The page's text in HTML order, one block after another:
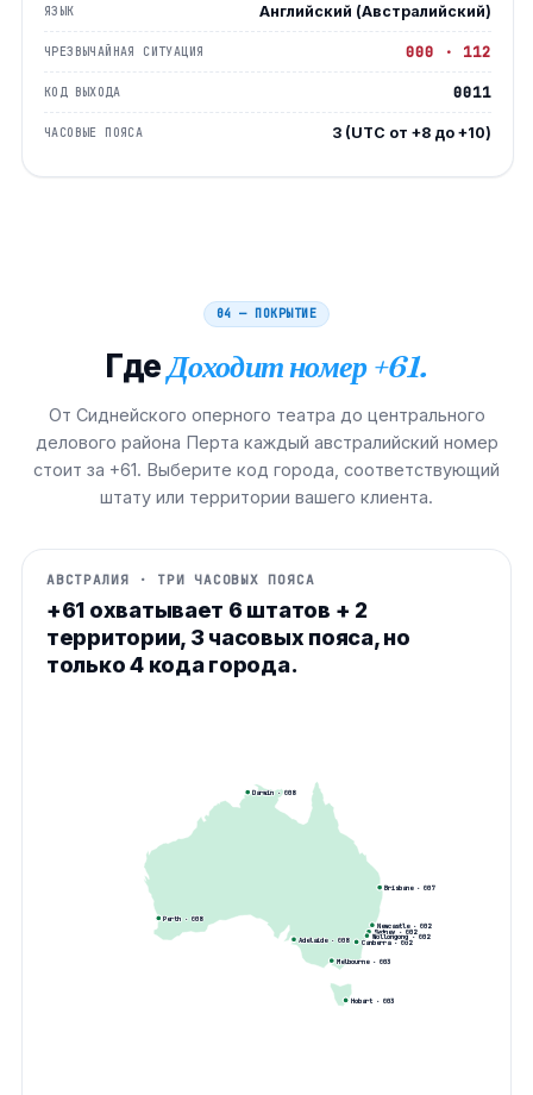
ЯЗЫК Английский (Австралийский)
ЧРЕЗВЫЧАЙНАЯ СИТУАЦИЯ 000 · 112
КОД ВЫХОДА 0011
ЧАСОВЫЕ ПОЯСА 3 (UTC от +8 до +10)
04 — ПОКРЫТИЕ
ГдеДоходит номер +61.
От Сиднейского оперного театра до центрального
делового района Перта каждый австралийский номер
стоит за +61. Выберите код города, соответствующий
штату или территории вашего клиента.
АВСТРАЛИЯ · ТРИ ЧАСОВЫХ ПОЯСА
+61 охватывает 6 штатов + 2
территории, 3 часовых пояса, но
только 4 кода города.
Sydney · 002
Melbourne· 003
Brisbane· 007
Perth· 008
Adelaide· 008 Canberra· 002
Hobart· 003
Darwin · 008
Newcastle· 002
Wollongong· 002